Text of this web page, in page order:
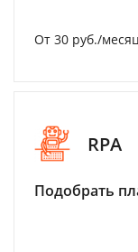
От 30 руб./
RPA
Подобрать